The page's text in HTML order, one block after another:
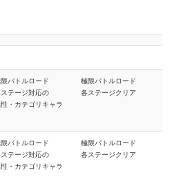
バトルロード
テージ対応の
性・カテゴリキャラ
極限バトルロード
各ステージクリア
バトルロード
テージ対応の
性・カテゴリキャラ
極限バトルロード
各ステージクリア